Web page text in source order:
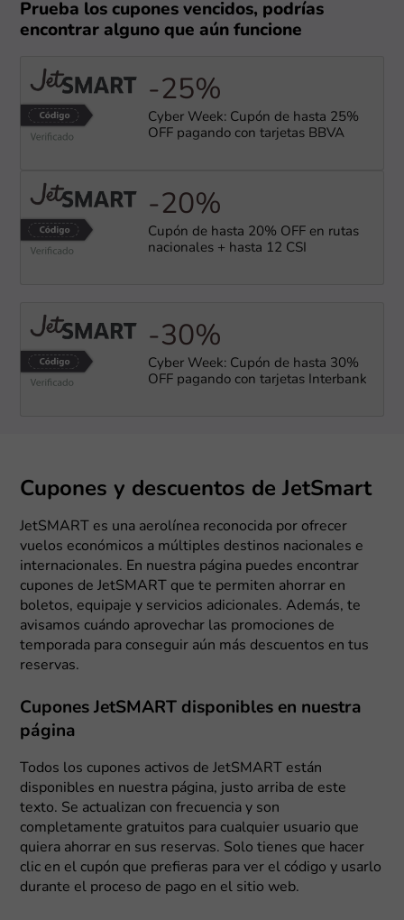
Prueba los cupones vencidos, podrías
encontrar alguno que aún funcione
-25%
Cyber Week: Cupón de hasta 25%
OFF pagando con tarjetas BBVA
-20%
Cupón de hasta 20% OFF en rutas
nacionales + hasta 12 CSI
-30%
Cyber Week: Cupón de hasta 30%
OFF pagando con tarjetas Interbank
Cupones y descuentos de JetSmart
JetSMART es una aerolínea reconocida por ofrecer
vuelos económicos a múltiples destinos nacionales e
internacionales. En nuestra página puedes encontrar
cupones de JetSMART que te permiten ahorrar en
boletos, equipaje y servicios adicionales. Además, te
avisamos cuándo aprovechar las promociones de
temporada para conseguir aún más descuentos en tus
reservas.
Cupones JetSMART disponibles en nuestra
página
Todos los cupones activos de JetSMART están
disponibles en nuestra página, justo arriba de este
texto. Se actualizan con frecuencia y son
completamente gratuitos para cualquier usuario que
quiera ahorrar en sus reservas. Solo tienes que hacer
clic en el cupón que prefieras para ver el código y usarlo
durante el proceso de pago en el sitio web.